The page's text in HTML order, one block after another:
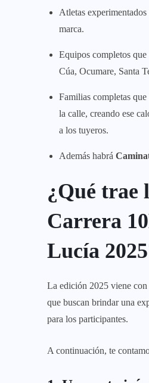
Atletas
marca.
Equipos completos
Cúa, Ocumare, Santa
Familias completas
la calle, creando ese
a los tuyeros.
Además habrá
¿Qué trae
Carrera
Lucía
La edición 2025 viene con
que buscan brindar una
para los participantes.
A continuación, te